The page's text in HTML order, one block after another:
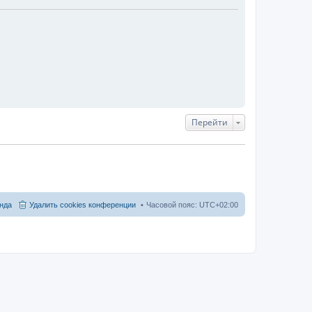
Перейти
Часовой пояс: UTC+02:00
Удалить cookies конференции